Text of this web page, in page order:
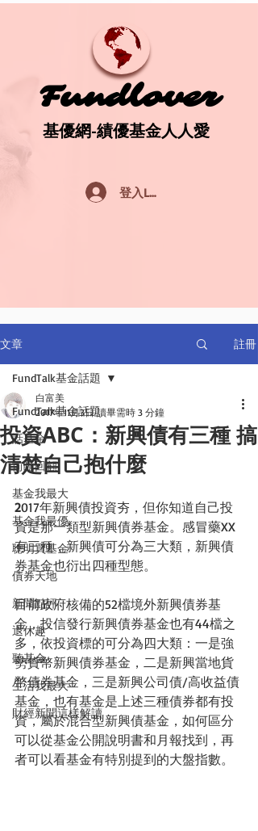
Fundlover
Fundlover
基優網-績優基金人人愛
基優網-績優基金人人愛
登入Log In
文章 註冊
FundTalk基金話題
話基金
前瞻回顧
基金我最大
基金我最優
聰明買基金
債券天地
新聞點評
退休趣
聽基金
生活我最大
財經新聞這樣解讀
FundTalk基金話題
投資ABC：新興債有三種 搞
清楚自己抱什麼
白富美
2017年11月3日 讀畢需時 3 分鐘
2017年新興債投資夯，但你知道自己投
資是那一類型新興債券基金。感冒藥XX
有三種，新興債可分為三大類，新興債
券基金也衍出四種型態。
目前政府核備的52檔境外新興債券基
金，投信發行新興債券基金也有44檔之
多，依投資標的可分為四大類：一是強
勢貨幣新興債券基金，二是新興當地貨
幣債券基金，三是新興公司債/高收益債
基金，也有基金是上述三種債券都有投
資，屬於混合型新興債基金，如何區分
可以從基金公開說明書和月報找到，再
者可以看基金有特別提到的大盤指數。